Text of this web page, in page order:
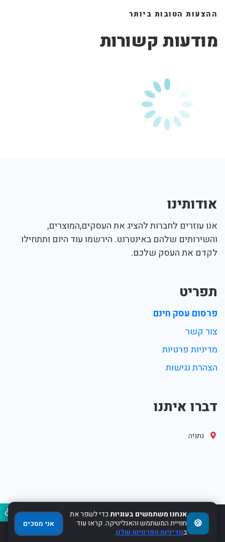
ההצעות הטובות ביותר
מודעות קשורות
אודותינו
אנו עוזרים לחברות להציג את העסקים,המוצרים,
והשירותים שלהם באינטרנט. הירשמו עוד היום ותתחילו
לקדם את העסק שלכם.
תפריט
פרסום עסק חינם
צור קשר
מדיניות פרטיות
הצהרת נגישות
דברו איתנו
נתניה
2017-2022 Powered by WebHit.co.il 🍪
אנחנו משתמשים בעוגיותכדי לשפר את
חוויית המשתמש והאנליטיקה. קראו עוד
במדיניות הפרטיות שלנו.
אני מסכים